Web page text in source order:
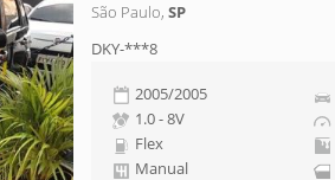
São Paulo, SP
DKY-***8
2005/2005
1.0 - 8V
Flex
Manual